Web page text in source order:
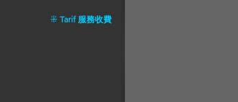
⁜ Tarif 服務收費